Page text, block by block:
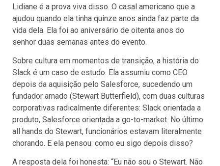
Lidiane é a prova viva disso. O casal americano que a
ajudou quando ela tinha quinze anos ainda faz parte da
vida dela. Ela foi ao aniversário de oitenta anos do
senhor duas semanas antes do evento.
Sobre cultura em momentos de transição, a história do
Slack é um caso de estudo. Ela assumiu como CEO
depois da aquisição pelo Salesforce, sucedendo um
fundador amado (Stewart Butterfield), com duas culturas
corporativas radicalmente diferentes: Slack orientada a
produto, Salesforce orientada a go-to-market. No último
all hands do Stewart, funcionários estavam literalmente
chorando. E ela pensou: como eu sigo depois disso?
A resposta dela foi honesta: “Eu não sou o Stewart. Não